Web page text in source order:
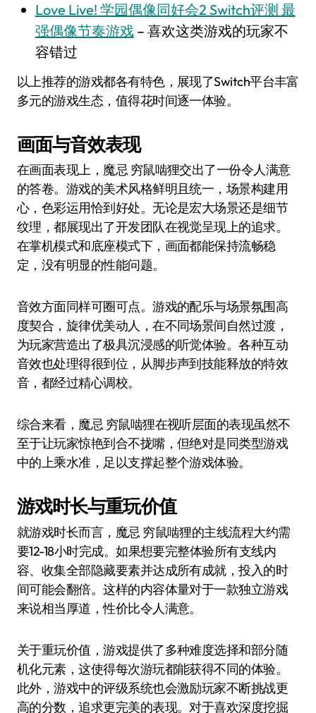
Love Live! 学园偶像同好会2 Switch评测 最
强偶像节奏游戏 – 喜欢这类游戏的玩家不
容错过
以上推荐的游戏都各有特色，展现了Switch平台丰富
多元的游戏生态，值得花时间逐一体验。
画面与音效表现
在画面表现上，魔忌 穷鼠啮狸交出了一份令人满意
的答卷。游戏的美术风格鲜明且统一，场景构建用
心，色彩运用恰到好处。无论是宏大场景还是细节
纹理，都展现出了开发团队在视觉呈现上的追求。
在掌机模式和底座模式下，画面都能保持流畅稳
定，没有明显的性能问题。
音效方面同样可圈可点。游戏的配乐与场景氛围高
度契合，旋律优美动人，在不同场景间自然过渡，
为玩家营造出了极具沉浸感的听觉体验。各种互动
音效也处理得很到位，从脚步声到技能释放的特效
音，都经过精心调校。
综合来看，魔忌 穷鼠啮狸在视听层面的表现虽然不
至于让玩家惊艳到合不拢嘴，但绝对是同类型游戏
中的上乘水准，足以支撑起整个游戏体验。
游戏时长与重玩价值
就游戏时长而言，魔忌 穷鼠啮狸的主线流程大约需
要12-18小时完成。如果想要完整体验所有支线内
容、收集全部隐藏要素并达成所有成就，投入的时
间可能会翻倍。这样的内容体量对于一款独立游戏
来说相当厚道，性价比令人满意。
关于重玩价值，游戏提供了多种难度选择和部分随
机化元素，这使得每次游玩都能获得不同的体验。
此外，游戏中的评级系统也会激励玩家不断挑战更
高的分数，追求更完美的表现。对于喜欢深度挖掘